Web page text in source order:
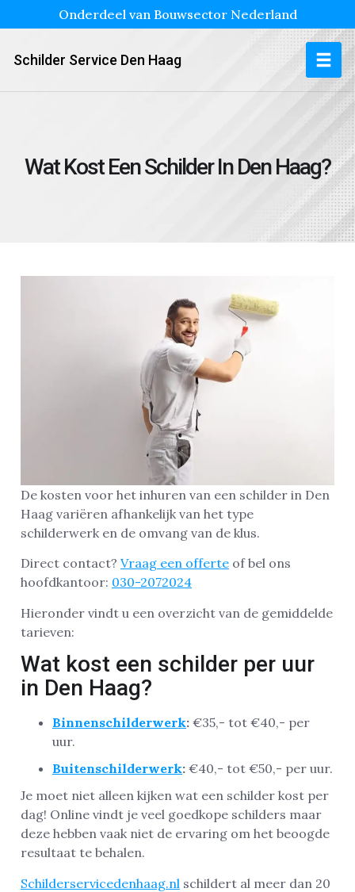
Onderdeel van Bouwsector Nederland
Schilder Service Den Haag
Wat Kost Een Schilder In Den Haag?
De kosten voor het inhuren van een schilder in Den
Haag variëren afhankelijk van het type
schilderwerk en de omvang van de klus.
Direct contact? Vraag een offerte of bel ons
hoofdkantoor: 030-2072024
Hieronder vindt u een overzicht van de gemiddelde
tarieven:
Wat kost een schilder per uur
in Den Haag?
Binnenschilderwerk: €35,- tot €40,- per
uur.
Buitenschilderwerk: €40,- tot €50,- per uur.
Je moet niet alleen kijken wat een schilder kost per
dag! Online vindt je veel goedkope schilders maar
deze hebben vaak niet de ervaring om het beoogde
resultaat te behalen.
Schilderservicedenhaag.nl schildert al meer dan 20